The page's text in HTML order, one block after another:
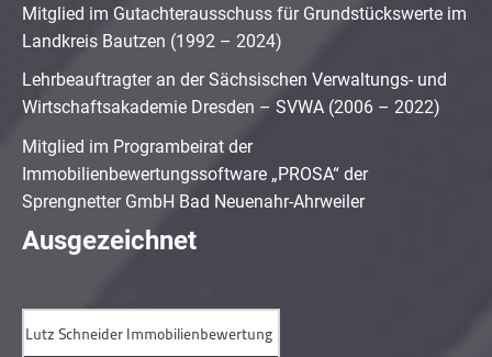
Mitglied im Gutachterausschuss für Grundstückswerte im
Landkreis Bautzen (1992 – 2024)
Lehrbeauftragter an der Sächsischen Verwaltungs- und
Wirtschaftsakademie Dresden – SVWA (2006 – 2022)
Mitglied im Programbeirat der
Immobilienbewertungssoftware „PROSA“ der
Sprengnetter GmbH Bad Neuenahr-Ahrweiler
Ausgezeichnet